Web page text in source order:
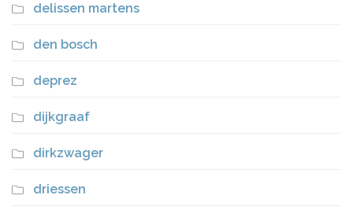
delissen martens
den bosch
deprez
dijkgraaf
dirkzwager
driessen